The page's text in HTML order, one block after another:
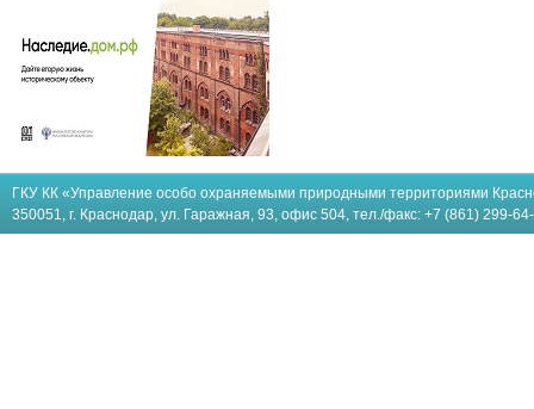
ГКУ КК «Управление особо охраняемыми природными территориями
350051, г. Краснодар, ул. Гаражная, 93, офис 504, тел./факс: +7 (861) 299-